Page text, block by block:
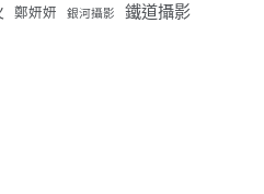
鄭妍妍 銀河攝影 鐵道攝影